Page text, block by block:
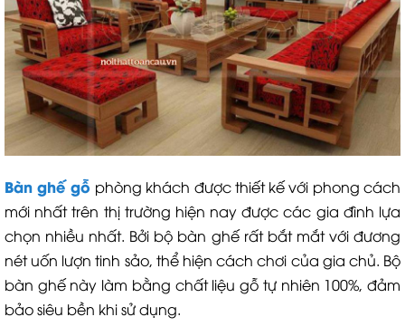
Bàn ghế gỗ phòng khách được thiết kế với phong cách
mới nhất trên thị trường hiện nay được các gia đình lựa
chọn nhiều nhất. Bởi bộ bàn ghế rất bắt mắt với đương
nét uốn lượn tinh sảo, thể hiện cách chơi của gia chủ. Bộ
bàn ghế này làm bằng chất liệu gỗ tự nhiên 100%, đảm
bảo siêu bền khi sử dụng.